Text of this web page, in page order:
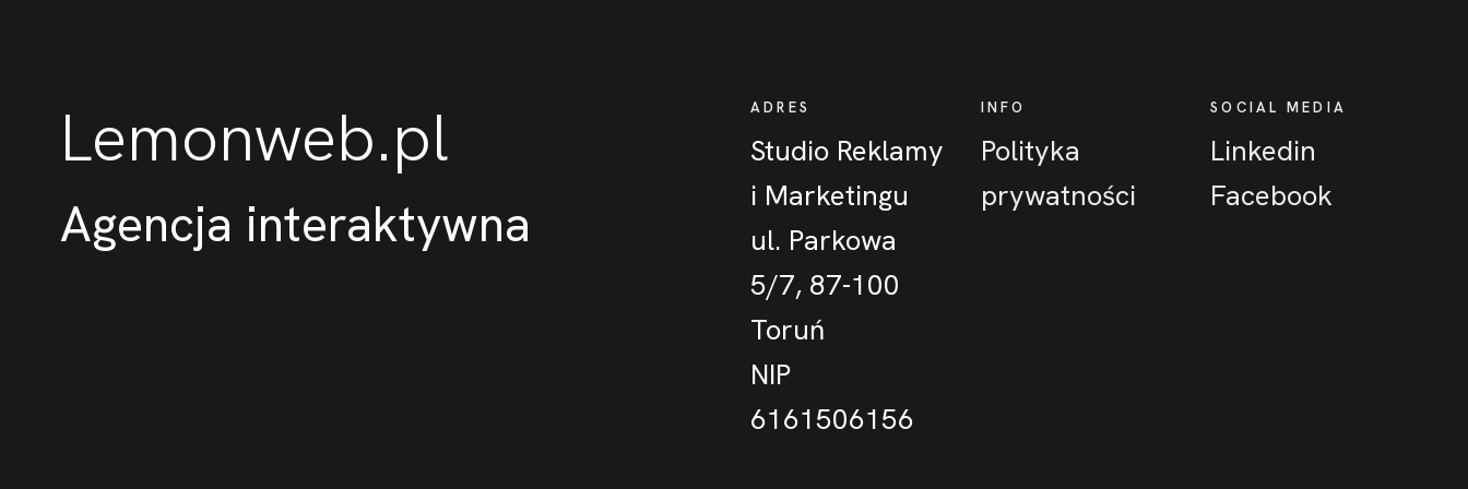
Lemonweb.pl
Agencja interaktywna
ADRES
Studio Reklamy
i Marketingu
ul. Parkowa
5/7, 87-100
Toruń
NIP
6161506156
INFO
Polityka
prywatności
SOCIAL MEDIA
Linkedin
Facebook